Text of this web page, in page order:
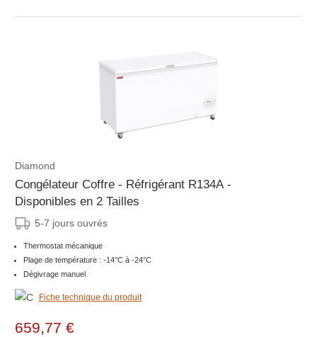
Diamond
Congélateur Coffre - Réfrigérant R134A -
Disponibles en 2 Tailles
5-7 jours ouvrés
Thermostat mécanique
Plage de température : -14°C à -24°C
Dégivrage manuel
Fiche technique du produit
659,77 €